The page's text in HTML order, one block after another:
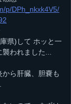
p/DPh_nkxk4V5/
県)して ホッと一
われました...
ら肝臓、胆嚢も